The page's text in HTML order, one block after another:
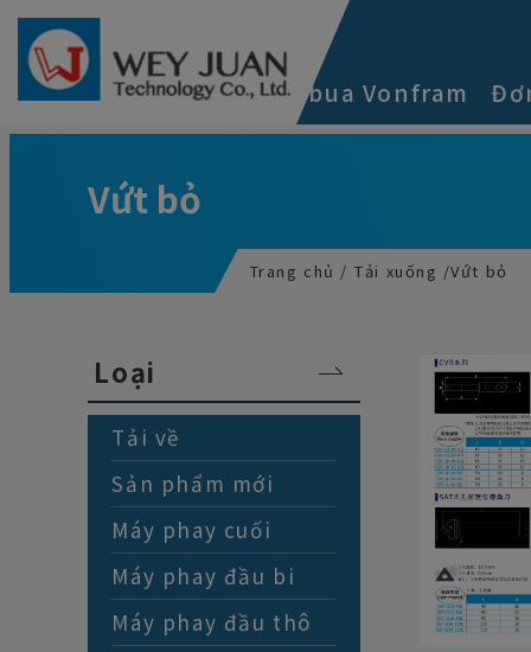
Về chúng tôi Cacbua Vonfram
Vứt bỏ
Trang chủ Tải xuống Vứt bỏ
Loại
Tải về
Sản phẩm mới
Máy phay cuối
Máy phay đầu bi
Máy phay đầu thô
Bảng quản lý cookie